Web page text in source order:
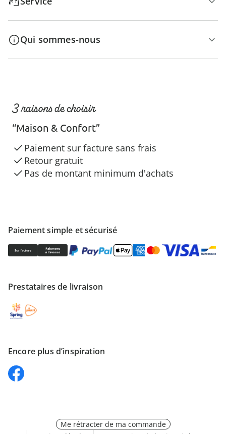
Qui sommes-nous
Paiement simple et sécurisé
Prestataires de livraison
Encore plus d’inspiration
3 raisons de choisir
“Maison & Confort”
Paiement sur facture sans frais
Retour gratuit
Pas de montant minimum d'achats
Me rétracter de ma commande